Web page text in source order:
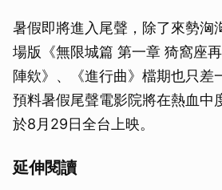
暑假即將進入尾聲，除了來勢洶
場版《無限城篇 第一章 猗窩座
陣欸》、《進行曲》檔期也只差
預料暑假尾聲電影院將在熱血中
於8月29日全台上映。
延伸閱讀